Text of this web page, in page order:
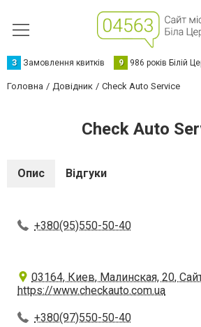
З Замовлення квитків 9 986 років Білій
Головна Довідник Check Auto Service
Check Auto
Опис Відгуки
+380(95)550-50-40
03164, Киев, Малинская, 20,
https://www.checkauto.com.ua
+380(97)550-50-40